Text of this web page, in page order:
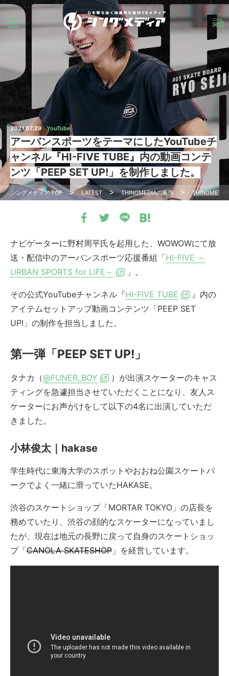
2021.07.29 YouTube
アーバンスポーツをテーマにしたYouTubeチ
ャンネル『HI-FIVE TUBE』内の動画コンテ
ンツ「PEEP SET UP!」を制作しました。
シングメディアTOP LATEST THINGMEDIAの裏側
ナビゲーターに野村周平氏を起用した、WOWOWにて放
送・配信中のアーバンスポーツ応援番組「HI-FIVE ～
URBAN SPORTS for LIFE～
」。
その公式YouTubeチャンネル『HI-FIVE TUBE
』内の
アイテムセットアップ動画コンテンツ「PEEP SET
UP!」の制作を担当しました。
第一弾「PEEP SET UP!」
タナカ（@FUNER_BOY
）が出演スケーターのキャス
ティングを急遽担当させていただくことになり、友人ス
ケーターにお声がけをして以下の4名に出演していただ
きました。
小林俊太｜hakase
学生時代に東海大学のスポットやおおね公園スケートパ
ークでよく一緒に滑っていたHAKASE。
渋谷のスケートショップ「MORTAR TOKYO」の店長を
務めていたり、渋谷の顔的なスケーターになっていまし
たが、現在は地元の長野に戻って自身のスケートショッ
プ「CANOLA SKATESHOP 」を経営しています。